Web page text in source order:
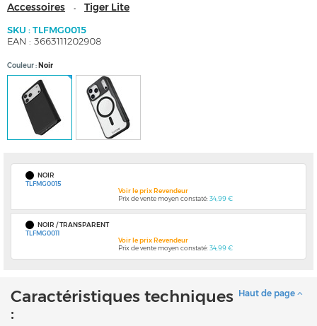
Accessoires - Tiger Lite
SKU : TLFMG0015
EAN : 3663111202908
Couleur Noir
NOIR
TLFMG0015
Voir le prix Revendeur
Prix de vente moyen constaté:34,99 €
NOIR / TRANSPARENT
TLFMG0011
Voir le prix Revendeur
Prix de vente moyen constaté:34,99 €
Haut de page
Caractéristiques techniques
: